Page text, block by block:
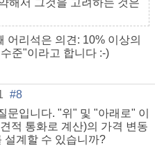
어리석은 의견: 10% 이상의
준"이라고 합니다 :-)
#8
문입니다. "위" 및 "아래로" 이
적 통화로 계산)의 가격 변동
설계할 수 있습니까?